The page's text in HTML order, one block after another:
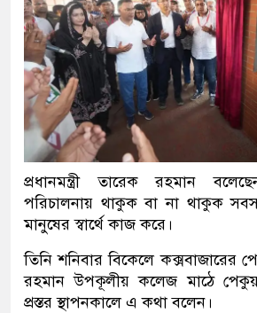
প্রধানমন্ত্রী তারেক রহমান
পরিচালনায় থাকুক বা না থাকুক
মানুষের স্বার্থে কাজ করে।
তিনি শনিবার বিকেলে কক্সবাজারের
রহমান উপকূলীয় কলেজ মাঠে
প্রস্তর স্থাপনকালে এ কথা বলেন।